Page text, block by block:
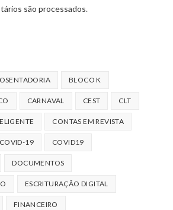
são processados.
BLOCO K
CARNAVAL CEST CLT
CONTAS EM REVISTA
COVID-19 COVID19
DOCUMENTOS
ESCRITURAÇÃO DIGITAL
FINANCEIRO